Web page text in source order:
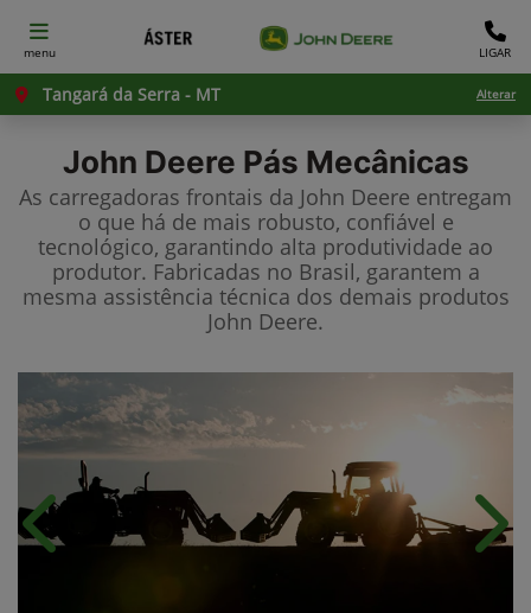
menu LIGAR
Tangará da Serra - MT Alterar
John Deere Pás Mecânicas
As carregadoras frontais da John Deere entregam
o que há de mais robusto, confiável e
tecnológico, garantindo alta produtividade ao
produtor. Fabricadas no Brasil, garantem a
mesma assistência técnica dos demais produtos
John Deere.
Anterior